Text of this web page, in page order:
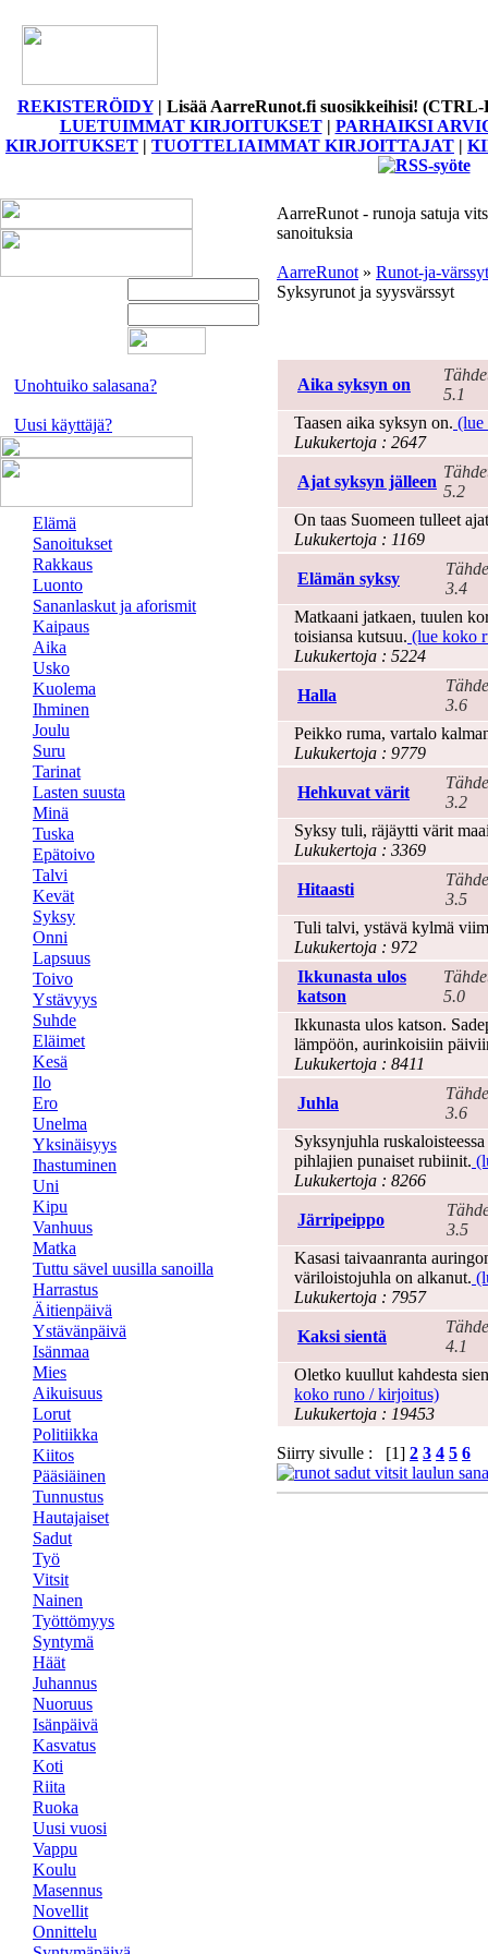
REKISTERÖIDY| Lisää AarreRunot.fi suosikkeihisi!
LUETUIMMAT KIRJOITUKSET| PARHAIKSI
KIRJOITUKSET | TUOTTELIAIMMAT KIRJOITTAJAT |
Unohtuiko salasana?
Uusi käyttäjä?
Elämä
Sanoitukset
Rakkaus
Luonto
Sananlaskut ja aforismit
Kaipaus
Aika
Usko
Kuolema
Ihminen
Joulu
Suru
Tarinat
Lasten suusta
Minä
Tuska
Epätoivo
Talvi
Kevät
Syksy
Onni
Lapsuus
Toivo
Ystävyys
Suhde
Eläimet
Kesä
Ilo
Ero
Unelma
Yksinäisyys
Ihastuminen
Uni
Kipu
Vanhuus
Matka
Tuttu sävel uusilla sanoilla
Harrastus
Äitienpäivä
Ystävänpäivä
Isänmaa
Mies
Aikuisuus
Lorut
Politiikka
Kiitos
Pääsiäinen
Tunnustus
Hautajaiset
Sadut
Työ
Vitsit
Nainen
Työttömyys
Syntymä
Häät
Juhannus
Nuoruus
Isänpäivä
Kasvatus
Koti
Riita
Ruoka
Uusi vuosi
Vappu
Koulu
Masennus
Novellit
Onnittelu
AarreRunot - runoja satuja
sanoituksia
AarreRunot » Runot-ja-värssyt
Syksyrunot ja syysvärssyt
Aika syksyn on
5.1
Taasen aika syksyn on. (lue
Lukukertoja : 2647
Ajat syksyn jälleen
5.2
On taas Suomeen tulleet
Lukukertoja : 1169
Elämän syksy
3.4
Matkaani jatkaen, tuulen
toisiansa kutsuu. (lue koko
Lukukertoja : 5224
Halla
3.6
Peikko ruma, vartalo
Lukukertoja : 9779
Hehkuvat värit
3.2
Syksy tuli, räjäytti värit
Lukukertoja : 3369
Hitaasti
3.5
Tuli talvi, ystävä kylmä
Lukukertoja : 972
Ikkunasta ulos
katson
5.0
Ikkunasta ulos katson.
lämpöön, aurinkoisiin
Lukukertoja : 8411
Juhla
3.6
Syksynjuhla
pihlajien punaiset rubiinit.
Lukukertoja : 8266
Järripeippo
3.5
Kasasi taivaanranta
väriloistojuhla on alkanut.
Lukukertoja : 7957
Kaksi sientä
4.1
Oletko kuullut kahdesta
koko runo / kirjoitus)
Lukukertoja : 19453
Siirry sivulle : [1] 2 3 4 5 6